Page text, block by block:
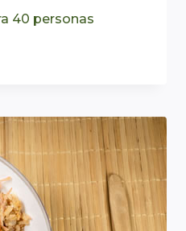
40 personas